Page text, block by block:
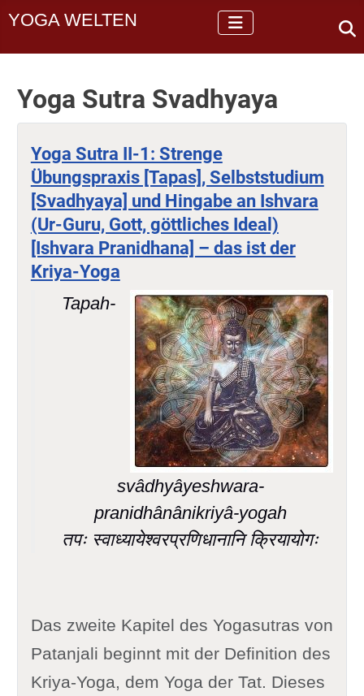
YOGA WELTEN
Yoga Sutra Svadhyaya
Yoga Sutra II-1: Strenge
Übungspraxis [Tapas], Selbststudium
[Svadhyaya] und Hingabe an Ishvara
(Ur-Guru, Gott, göttliches Ideal)
[Ishvara Pranidhana] – das ist der
Kriya-Yoga
Tapah-
svâdhyâyeshwara-
pranidhânânikriyâ-yogah
तपः स्वाध्यायेश्वरप्रणिधानानि क्रियायोगः
Das zweite Kapitel des Yogasutras von
Patanjali beginnt mit der Definition des
Kriya-Yoga, dem Yoga der Tat. Dieses